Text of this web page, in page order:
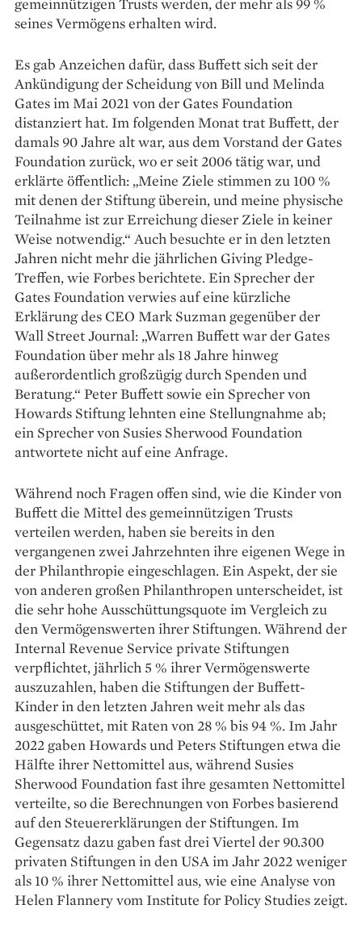
seines Vermögens erhalten wird.
Es gab Anzeichen dafür, dass Buffett sich seit der
Ankündigung der Scheidung von Bill und Melinda
Gates im Mai 2021 von der Gates Foundation
distanziert hat. Im folgenden Monat trat Buffett, der
damals 90 Jahre alt war, aus dem Vorstand der Gates
Foundation zurück, wo er seit 2006 tätig war, und
erklärte öffentlich: „Meine Ziele stimmen zu 100 %
mit denen der Stiftung überein, und meine physische
Teilnahme ist zur Erreichung dieser Ziele in keiner
Weise notwendig.“ Auch besuchte er in den letzten
Jahren nicht mehr die jährlichen Giving Pledge-
Treffen, wie Forbes berichtete. Ein Sprecher der
Gates Foundation verwies auf eine kürzliche
Erklärung des CEO Mark Suzman gegenüber der
Wall Street Journal: „Warren Buffett war der Gates
Foundation über mehr als 18 Jahre hinweg
außerordentlich großzügig durch Spenden und
Beratung.“ Peter Buffett sowie ein Sprecher von
Howards Stiftung lehnten eine Stellungnahme ab;
ein Sprecher von Susies Sherwood Foundation
antwortete nicht auf eine Anfrage.
Während noch Fragen offen sind, wie die Kinder von
Buffett die Mittel des gemeinnützigen Trusts
verteilen werden, haben sie bereits in den
vergangenen zwei Jahrzehnten ihre eigenen Wege in
der Philanthropie eingeschlagen. Ein Aspekt, der sie
von anderen großen Philanthropen unterscheidet, ist
die sehr hohe Ausschüttungsquote im Vergleich zu
den Vermögenswerten ihrer Stiftungen. Während der
Internal Revenue Service private Stiftungen
verpflichtet, jährlich 5 % ihrer Vermögenswerte
auszuzahlen, haben die Stiftungen der Buffett-
Kinder in den letzten Jahren weit mehr als das
ausgeschüttet, mit Raten von 28 % bis 94 %. Im Jahr
2022 gaben Howards und Peters Stiftungen etwa die
Hälfte ihrer Nettomittel aus, während Susies
Sherwood Foundation fast ihre gesamten Nettomittel
verteilte, so die Berechnungen von Forbes basierend
auf den Steuererklärungen der Stiftungen. Im
Gegensatz dazu gaben fast drei Viertel der 90.300
privaten Stiftungen in den USA im Jahr 2022 weniger
als 10 % ihrer Nettomittel aus, wie eine Analyse von
Helen Flannery vom Institute for Policy Studies zeigt.